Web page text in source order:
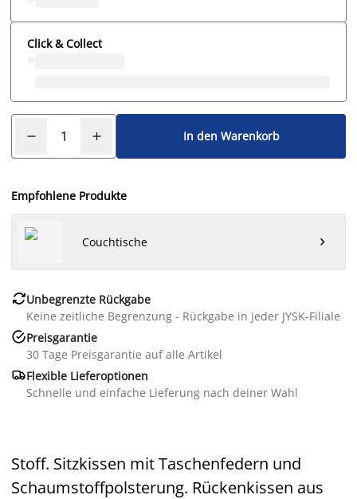
Click & Collect
In den Warenkorb
Empfohlene Produkte
Couchtische 
Unbegrenzte Rückgabe
Keine zeitliche Begrenzung - Rückgabe in jeder JYSK-Filiale
Preisgarantie
30 Tage Preisgarantie auf alle Artikel
Flexible Lieferoptionen
Schnelle und einfache Lieferung nach deiner Wahl
Stoff. Sitzkissen mit Taschenfedern und
Schaumstoffpolsterung. Rückenkissen aus